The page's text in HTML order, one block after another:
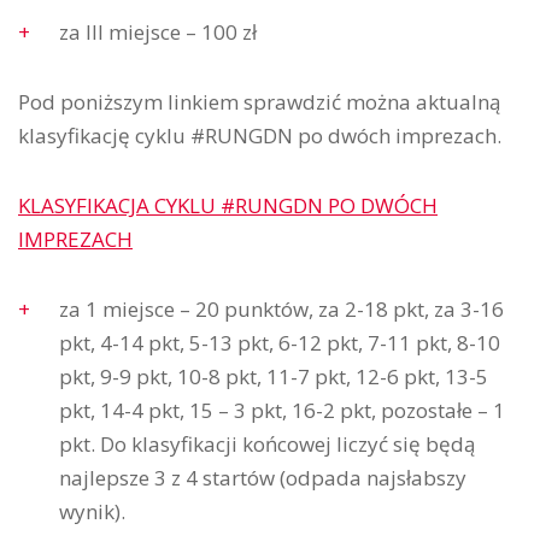
za III miejsce – 100 zł
Pod poniższym linkiem sprawdzić można aktualną
klasyfikację cyklu #RUNGDN po dwóch imprezach.
KLASYFIKACJA CYKLU #RUNGDN PO DWÓCH
IMPREZACH
za 1 miejsce – 20 punktów, za 2-18 pkt, za 3-16
pkt, 4-14 pkt, 5-13 pkt, 6-12 pkt, 7-11 pkt, 8-10
pkt, 9-9 pkt, 10-8 pkt, 11-7 pkt, 12-6 pkt, 13-5
pkt, 14-4 pkt, 15 – 3 pkt, 16-2 pkt, pozostałe – 1
pkt. Do klasyfikacji końcowej liczyć się będą
najlepsze 3 z 4 startów (odpada najsłabszy
wynik).